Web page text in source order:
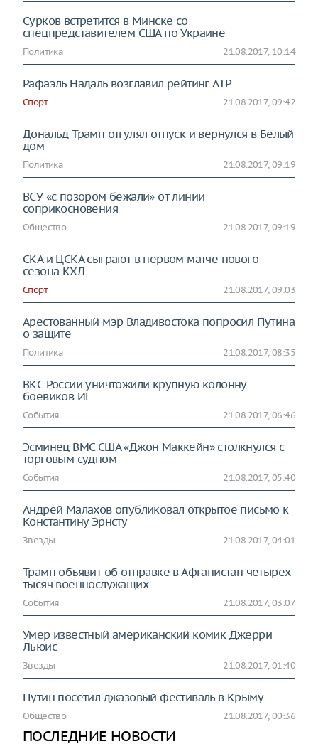
Сурков встретится в Минске со
спецпредставителем США по Украине
Политика 21.08.2017, 10:14
Рафаэль Надаль возглавил рейтинг ATP
Спорт 21.08.2017, 09:42
Дональд Трамп отгулял отпуск и вернулся в Белый
дом
Политика 21.08.2017, 09:19
ВСУ «с позором бежали» от линии
соприкосновения
Общество 21.08.2017, 09:19
СКА и ЦСКА сыграют в первом матче нового
сезона КХЛ
Спорт 21.08.2017, 09:03
Арестованный мэр Владивостока попросил Путина
о защите
Политика 21.08.2017, 08:35
ВКС России уничтожили крупную колонну
боевиков ИГ
События 21.08.2017, 06:46
Эсминец ВМС США «Джон Маккейн» столкнулся с
торговым судном
События 21.08.2017, 05:40
Андрей Малахов опубликовал открытое письмо к
Константину Эрнсту
Звезды 21.08.2017, 04:01
Трамп объявит об отправке в Афганистан четырех
тысяч военнослужащих
События 21.08.2017, 03:07
Умер известный американский комик Джерри
Льюис
Звезды 21.08.2017, 01:40
Путин посетил джазовый фестиваль в Крыму
Общество 21.08.2017, 00:36
ПОСЛЕДНИЕ НОВОСТИ